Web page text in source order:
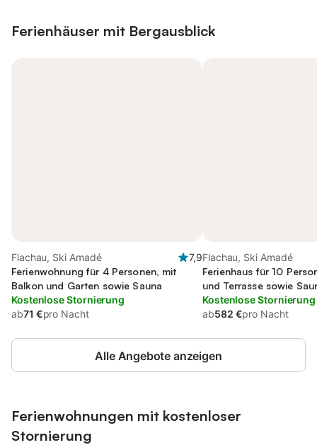
Ferienhäuser mit Bergausblick
Flachau, Ski Amadé
7,9
Ferienwohnung für 4 Personen, mit
Balkon und Garten sowie Sauna
Kostenlose Stornierung
ab71 €pro Nacht
Flachau, Ski Amadé
Ferienhaus für 10
und Terrasse sowie
Kostenlose Stornierung
ab582 €pro Nacht
Alle Angebote anzeigen
Ferienwohnungen mit kostenloser
Stornierung